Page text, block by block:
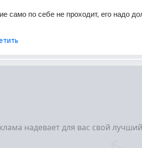
само по себе не проходит, его надо